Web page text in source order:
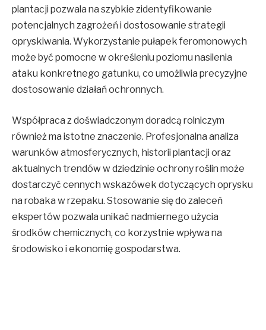
plantacji pozwala na szybkie zidentyfikowanie
potencjalnych zagrożeń i dostosowanie strategii
opryskiwania. Wykorzystanie pułapek feromonowych
może być pomocne w określeniu poziomu nasilenia
ataku konkretnego gatunku, co umożliwia precyzyjne
dostosowanie działań ochronnych.
Współpraca z doświadczonym doradcą rolniczym
również ma istotne znaczenie. Profesjonalna analiza
warunków atmosferycznych, historii plantacji oraz
aktualnych trendów w dziedzinie ochrony roślin może
dostarczyć cennych wskazówek dotyczących oprysku
na robaka w rzepaku. Stosowanie się do zaleceń
ekspertów pozwala unikać nadmiernego użycia
środków chemicznych, co korzystnie wpływa na
środowisko i ekonomię gospodarstwa.